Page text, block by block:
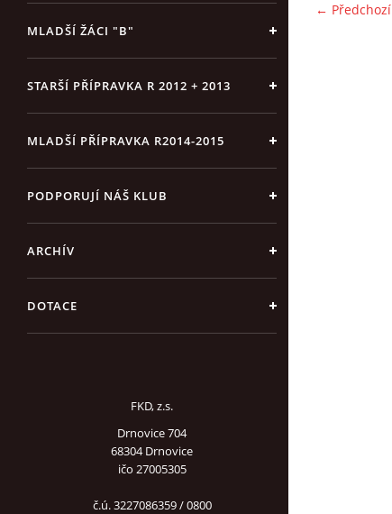
MLADŠÍ ŽÁCI "B"
STARŠÍ PŘÍPRAVKA R 2012 + 2013
MLADŠÍ PŘÍPRAVKA R2014-2015
PODPORUJÍ NÁŠ KLUB
ARCHÍV
DOTACE
FKD, z.s.
Drnovice 704
68304 Drnovice
ičo 27005305
č.ú. 3227086359 / 0800
← Předchozí